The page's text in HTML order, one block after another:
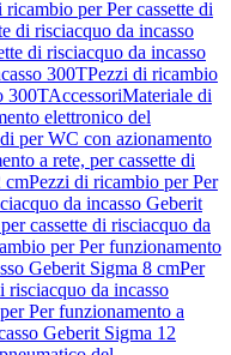
ricambio per Per cassette di
di risciacquo da incasso
di risciacquo da incasso
300TPezzi di ricambio
300TAccessoriMateriale di
elettronico del
per WC con azionamento
a rete, per cassette di
cmPezzi di ricambio per Per
da incasso Geberit
cassette di risciacquo da
per Per funzionamento
Geberit Sigma 8 cmPer
risciacquo da incasso
Per funzionamento a
Geberit Sigma 12